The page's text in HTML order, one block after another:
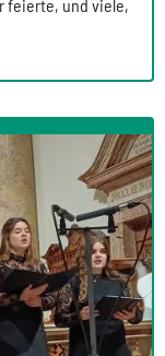
feierte, und viele,